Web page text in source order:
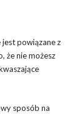
jest powiązane z
że nie możesz
sposób na